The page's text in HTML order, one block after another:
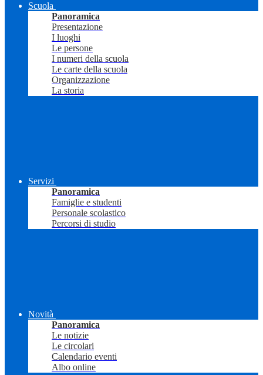
Scuola
Panoramica
Presentazione
I luoghi
Le persone
I numeri della scuola
Le carte della scuola
Organizzazione
La storia
Servizi
Panoramica
Famiglie e studenti
Personale scolastico
Percorsi di studio
Novità
Panoramica
Le notizie
Le circolari
Calendario eventi
Albo online